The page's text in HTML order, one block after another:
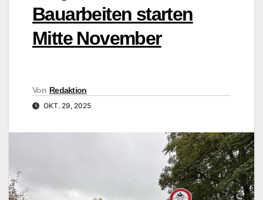
Bauarbeiten starten
Mitte November
Von Redaktion
OKT. 29, 2025